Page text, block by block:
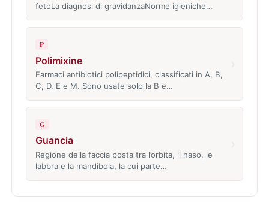
fetoLa diagnosi di gravidanzaNorme igieniche…
P
Polimixine
Farmaci antibiotici polipeptidici, classificati in A, B,
C, D, E e M. Sono usate solo la B e…
G
Guancia
Regione della faccia posta tra l’orbita, il naso, le
labbra e la mandibola, la cui parte…